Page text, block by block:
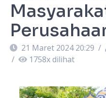
21 Maret 2024 20:29 /
/
1758x dilihat